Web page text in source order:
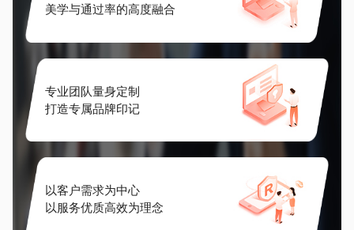
美学与通过率的高度融合
专业团队量身定制
打造专属品牌印记
以客户需求为中心
以服务优质高效为理念